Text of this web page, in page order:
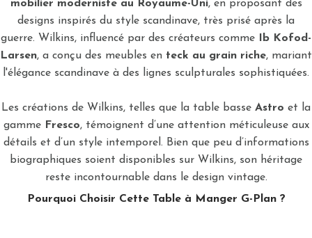
mobilier moderniste au Royaume-Uni, en proposant des
designs inspirés du style scandinave, très prisé après la
guerre. Wilkins, influencé par des créateurs comme Ib Kofod-
Larsen, a conçu des meubles en teck au grain riche, mariant
l'élégance scandinave à des lignes sculpturales sophistiquées.
Les créations de Wilkins, telles que la table basse Astro et la
gamme Fresco, témoignent d’une attention méticuleuse aux
détails et d’un style intemporel. Bien que peu d’informations
biographiques soient disponibles sur Wilkins, son héritage
reste incontournable dans le design vintage.
Pourquoi Choisir Cette Table à Manger G-Plan ?